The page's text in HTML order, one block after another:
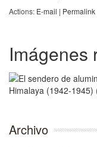
Actions: E-mail | Permalink
Imágenes
Archivo